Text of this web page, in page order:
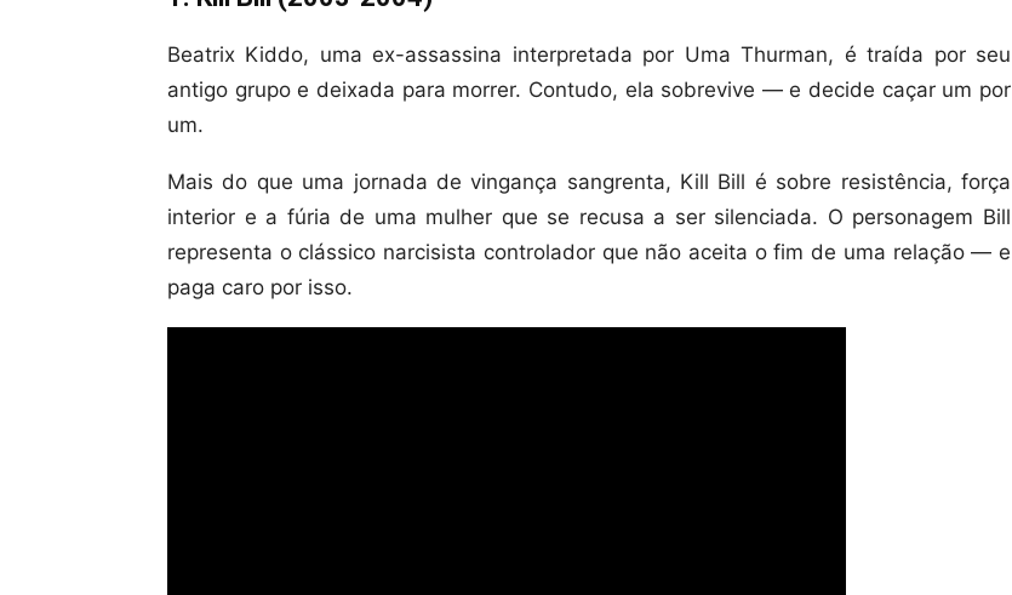
Beatrix Kiddo, uma ex-assassina interpretada por Uma Thurman, é traída por seu
antigo grupo e deixada para morrer. Contudo, ela sobrevive — e decide caçar um por
um.
Mais do que uma jornada de vingança sangrenta, Kill Bill é sobre resistência, força
interior e a fúria de uma mulher que se recusa a ser silenciada. O personagem Bill
representa o clássico narcisista controlador que não aceita o fim de uma relação — e
paga caro por isso.